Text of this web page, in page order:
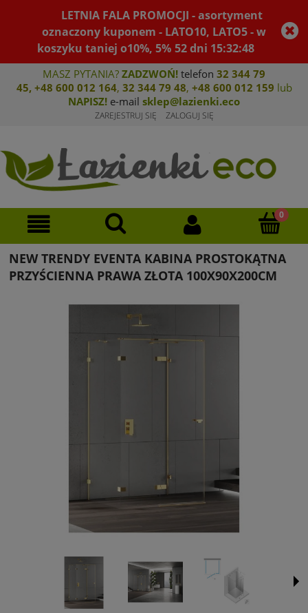
LETNIA FALA PROMOCJI - asortyment
oznaczony kuponem - LATO10, LATO5 - w
koszyku taniej o10%, 5% 52dni 15:32:48
MASZ PYTANIA? ZADZWOŃ! telefon 32 344 79
45, +48 600 012 164, 32 344 79 48, +48 600 012 159 lub
NAPISZ! e-mail sklep@lazienki.eco
ZAREJESTRUJ SIĘ ZALOGUJ SIĘ
NEW TRENDY EVENTA KABINA PROSTOKĄTNA
PRZYŚCIENNA PRAWA ZŁOTA 100X90X200CM